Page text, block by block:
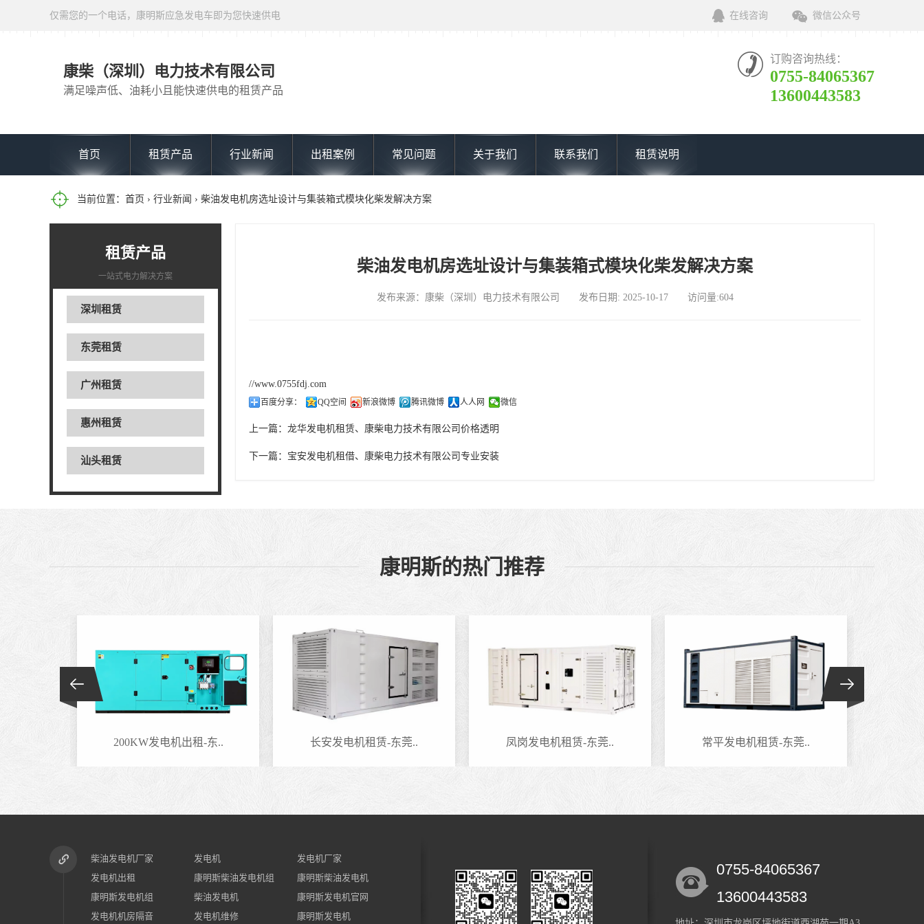
仅需您的一个电话，康明斯应急发电车即为您快速供电 在线咨询 微信公众号
康柴（深圳）电力技术有限公司
满足噪声低、油耗小且能快速供电的租赁产品
订购咨询热线：
0755-84065367
13600443583
首页 租赁产品 行业新闻 出租案例 常见问题 关于我们 联系我们 租赁说明
当前位置： 首页 › 行业新闻 › 柴油发电机房选址设计与集装箱式模块化柴发解决方案
租赁产品
一站式电力解决方案
深圳租赁
东莞租赁
广州租赁
惠州租赁
汕头租赁
柴油发电机房选址设计与集装箱式模块化柴发解决方案
发布来源：康柴（深圳）电力技术有限公司 发布日期: 2025-10-17 访问量:604
//www.0755fdj.com
百度分享： QQ空间 新浪微博 腾讯微博 人人网 微信
上一篇： 龙华发电机租赁、康柴电力技术有限公司价格透明
下一篇： 宝安发电机租借、康柴电力技术有限公司专业安装
康明斯的热门推荐
200KW发电机出租-东.. 长安发电机租赁-东莞.. 凤岗发电机租赁-东莞.. 常平发电机租赁-东莞..
柴油发电机厂家 发电机
发电机厂家
发电机出租
康明斯柴油发电机组
康明斯柴油发电机
康明斯发电机组
柴油发电机
康明斯发电机官网
发电机机房隔音
发电机维修 康明斯发电机
0755-84065367
13600443583